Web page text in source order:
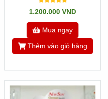
1.200.000 VND
Mua ngay
Thêm vào giỏ hàng